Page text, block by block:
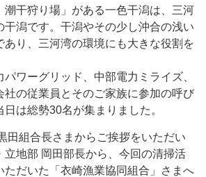
干狩り場」がある一色干潟は、三河
干潟です。干潟やその少し沖合の浅い
あり、三河湾の環境にも大きな役割を
ワーグリッド、中部電力ミライズ、
社の従業員とそのご家族に参加の呼び
は総勢30名が集まりました。
田組合長さまからご挨拶をいただい
地部 岡田部長から、今回の清掃活
ただいた「衣崎漁業協同組合」さまへ